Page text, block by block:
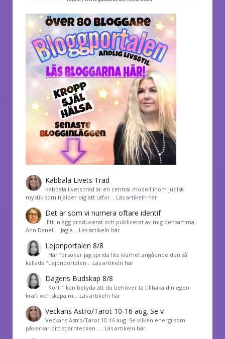
Kabbala Livets Träd
Kabbala livets träd är en central modell inom judisk
mystik som hjälper dig att utfor… Läs artikeln här
Det är som vi numera oftare identif
͏ Ett inlägg producerat och publicerat av mig densamma,
Ann Danell. Jag ä… Läs artikeln här
Lejonportalen 8/8
Här försöker jag sprida lite klarhet angående den så
kallade ”Lejonportalen… Läs artikeln här
Dagens Budskap 8/8
Kort 1 kan betyda att du behöver ta tillbaka din egen
kraft och skapa m… Läs artikeln här
Veckans Astro/Tarot 10-16 aug. Se v
Veckans Astro/Tarot 10-16 aug. Se vilken energi som
påverkar ditt stjärntecken. … Läs artikeln här